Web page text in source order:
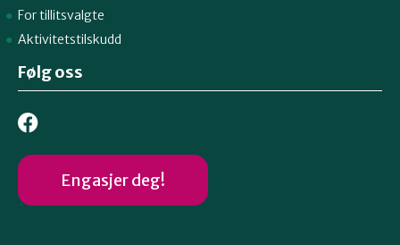
For tillitsvalgte
Aktivitetstilskudd
Følg oss
Engasjer deg!